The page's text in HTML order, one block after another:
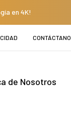
en 4K!
de Nosotros